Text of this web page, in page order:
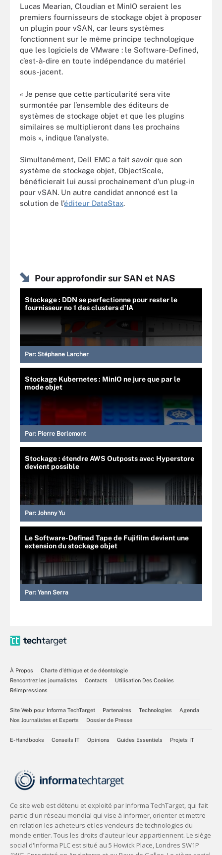
Lucas Mearian, Cloudian et MinIO seraient les
premiers fournisseurs de stockage objet à proposer
un plugin pour vSAN, car leurs systèmes
fonctionnent sur le même principe technologique
que les logiciels de VMware : le Software-Defined,
c’est-à-dire en toute indépendance du matériel
sous-jacent.
« Je pense que cette particularité sera vite
surmontée par l’ensemble des éditeurs de
systèmes de stockage objet et que les plugins
similaires se multiplieront dans les prochains
mois », indique l’analyste.
Simultanément, Dell EMC a fait savoir que son
système de stockage objet, ObjectScale,
bénéficierait lui aussi prochainement d’un plug-in
pour vSAN. Un autre candidat annoncé est la
solution de l’éditeur DataStax.
Pour approfondir sur SAN et NAS
Stockage : DDN se perfectionne pour rester le
fournisseur no 1 des clusters d’IA
Par: Stéphane Larcher
Stockage Kubernetes : MinIO ne jure que par le
mode objet
Par: Pierre Berlemont
Stockage : étendre AWS Outposts avec Hyperstore
devient possible
Par: Johnny Yu
Le Software-Defined Tape de Fujifilm devient une
extension du stockage objet
Par: Yann Serra
À Propos
Charte d’éthique et de déontologie
Rencontrez les journalistes
Contacts
Utilisation Des Cookies
Réimpressions
Site Web pour Informa TechTarget Partenaires Technologies
Agenda
Nos Journalistes et Experts
Dossier de Presse
E-Handbooks Conseils IT Opinions Guides Essentiels Projets IT